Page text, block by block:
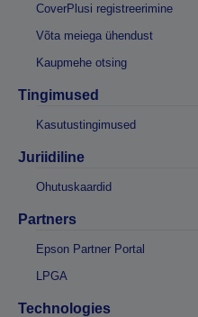
CoverPlusi registreerimine
Võta meiega ühendust
Kaupmehe otsing
Tingimused
Kasutustingimused
Juriidiline
Ohutuskaardid
Partners
Epson Partner Portal
LPGA
Technologies